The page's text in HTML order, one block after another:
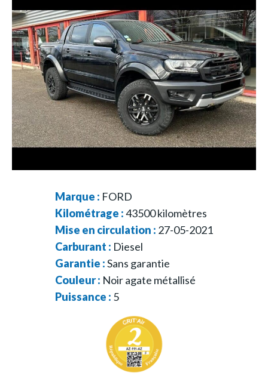
Marque : FORD
Kilométrage :43500kilomètres
Mise en circulation : 27-05-2021
Carburant : Diesel
Garantie :Sans garantie
Couleur : Noir agate métallisé
Puissance : 5